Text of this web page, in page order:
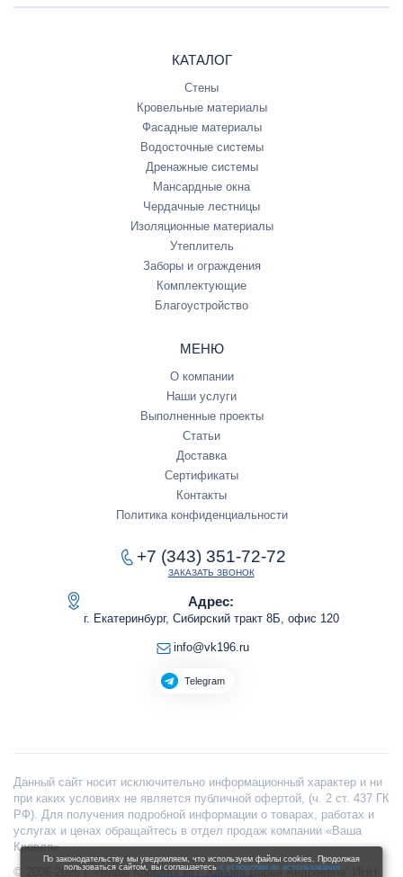
КАТАЛОГ
Стены
Кровельные материалы
Фасадные материалы
Водосточные системы
Дренажные системы
Мансардные окна
Чердачные лестницы
Изоляционные материалы
Утеплитель
Заборы и ограждения
Комплектующие
Благоустройство
МЕНЮ
О компании
Наши услуги
Выполненные проекты
Статьи
Доставка
Сертификаты
Контакты
Политика конфиденциальности
+7 (343) 351-72-72
ЗАКАЗАТЬ ЗВОНОК
Адрес:
г. Екатеринбург, Сибирский тракт 8Б, офис 120
info@vk196.ru
Telegram
Данный сайт носит исключительно информационный характер и ни
при каких условиях не является публичной офертой, (ч. 2 ст. 437 ГК
РФ). Для получения подробной информации о товарах, работах и
услугах и ценах обращайтесь в отдел продаж компании «Ваша
Кровля».
© 2006-2026 | «Ваша Кровля» ИП “Ханова Дарья Андреевна” ИНН:
По законодательству мы уведомляем, что используем файлы cookies. Продолжая
пользоваться сайтом, вы соглашаетесь с условиями их использования